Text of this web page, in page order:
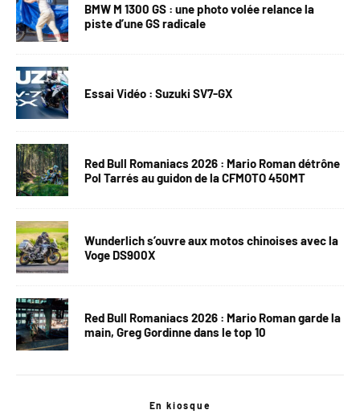
BMW M 1300 GS : une photo volée relance la
piste d’une GS radicale
Essai Vidéo : Suzuki SV7-GX
Red Bull Romaniacs 2026 : Mario Roman détrône
Pol Tarrés au guidon de la CFMOTO 450MT
Wunderlich s’ouvre aux motos chinoises avec la
Voge DS900X
Red Bull Romaniacs 2026 : Mario Roman garde la
main, Greg Gordinne dans le top 10
En kiosque